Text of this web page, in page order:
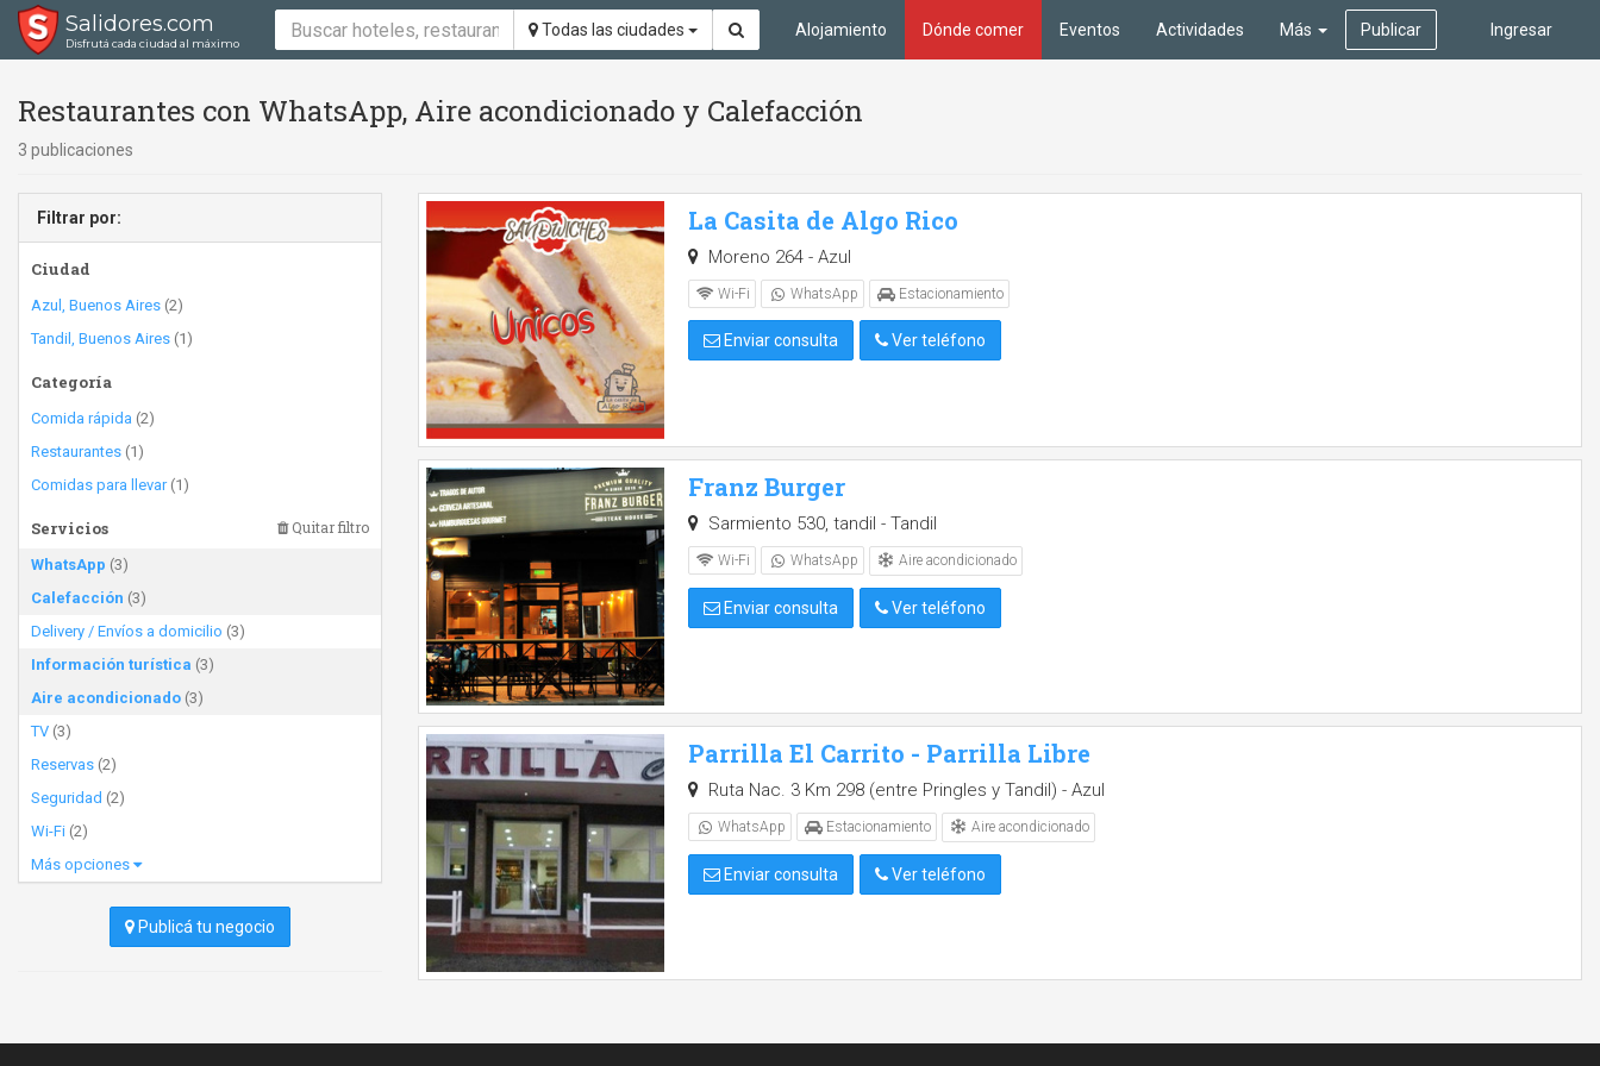
Salidores.com
Disfrutá cada ciudad al máximo
Todas las ciudades Ingresar
Alojamiento Dónde comer Eventos Actividades Más Publicar
Restaurantes con WhatsApp, Aire acondicionado y Calefacción
3 publicaciones
Filtrar por:
Ciudad
Azul, Buenos Aires (2)
Tandil, Buenos Aires (1)
Categoría
Comida rápida (2)
Restaurantes (1)
Comidas para llevar(1)
Servicios Quitar filtro
WhatsApp (3)
Calefacción (3)
Delivery / Envíos a domicilio (3)
Información turística (3)
Aire acondicionado (3)
TV (3)
Reservas (2)
Seguridad (2)
Wi-Fi (2)
Más opciones
Publicá tu negocio
La Casita de Algo Rico
Moreno 264 - Azul
Wi-Fi WhatsApp Estacionamiento
Enviar consulta Ver teléfono
Franz Burger
Sarmiento 530, tandil - Tandil
Wi-Fi WhatsApp Aire acondicionado
Enviar consulta Ver teléfono
Parrilla El Carrito - Parrilla Libre
Ruta Nac. 3 Km 298 (entre Pringles y Tandil) - Azul
WhatsApp Estacionamiento Aire acondicionado
Enviar consulta Ver teléfono